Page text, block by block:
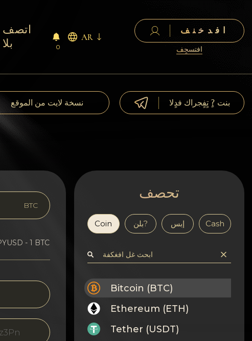
اتصف
بلا
0
AR
افدخنف
افتسجٍف
نسخة لايت من الموقع بنت ?ٍ تٍفٍجراك فدٍلا
BTC
PYUSD - 1 BTC
تحصف
Coin بلن? إبس Cash
Bitcoin (BTC)
Ethereum (ETH)
Tether (USDT)